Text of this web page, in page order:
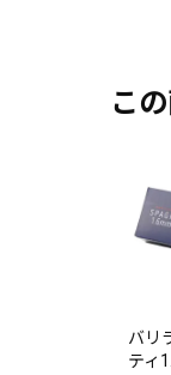
こ
バリ
ティ